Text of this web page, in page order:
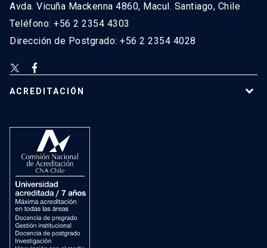
Avda. Vicuña Mackenna 4860, Macul. Santiago, Chile
Teléfono: +56 2 2354 4303
Dirección de Postgrado: +56 2 2354 4028
ACREDITACIÓN